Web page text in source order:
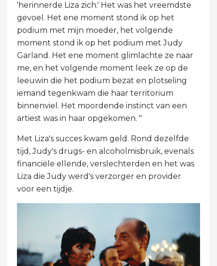
'herinnerde Liza zich.' Het was het vreemdste
gevoel. Het ene moment stond ik op het
podium met mijn moeder, het volgende
moment stond ik op het podium met Judy
Garland. Het ene moment glimlachte ze naar
me, en het volgende moment leek ze op de
leeuwin die het podium bezat en plotseling
iemand tegenkwam die haar territorium
binnenviel. Het moordende instinct van een
artiest was in haar opgekomen. "
Met Liza's succes kwam geld. Rond dezelfde
tijd, Judy's drugs- en alcoholmisbruik, evenals
financiële ellende, verslechterden en het was
Liza die Judy werd's verzorger en provider
voor een tijdje.